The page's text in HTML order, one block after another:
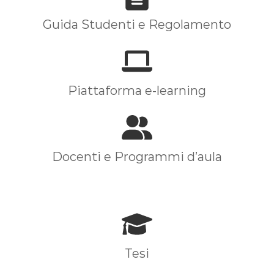
Guida Studenti e Regolamento
Piattaforma e-learning
Docenti e Programmi d’aula
Tesi